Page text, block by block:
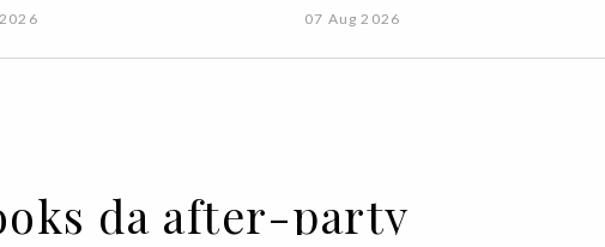
07 Aug 2026
da after-party